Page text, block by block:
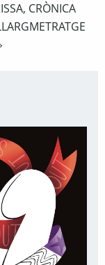
CRÒNICA